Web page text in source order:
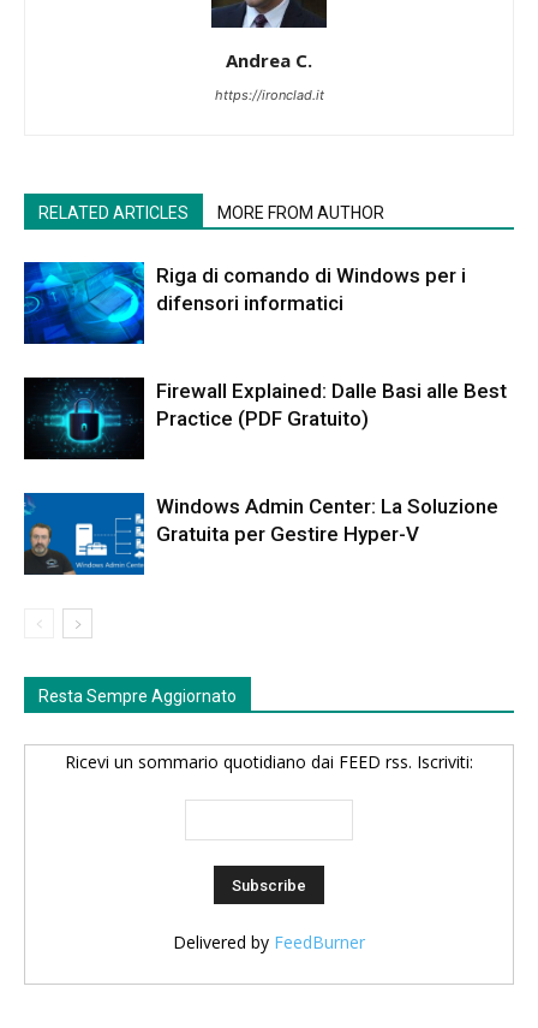
Andrea C.
https://ironclad.it
RELATED ARTICLES MORE FROM AUTHOR
Riga di comando di Windows per i
difensori informatici
Firewall Explained: Dalle Basi alle Best
Practice (PDF Gratuito)
Windows Admin Center: La Soluzione
Gratuita per Gestire Hyper-V
Resta Sempre Aggiornato
Ricevi un sommario quotidiano dai FEED rss. Iscriviti:
Delivered by FeedBurner